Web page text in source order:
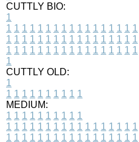
CUTTLY BIO:
1
1 1 1 1 1 1 1 1 1 1 1 1 1 1 1 1 1
1 1 1 1 1 1 1 1 1 1 1 1 1 1 1 1 1
1 1 1 1 1 1 1 1 1 1 1 1 1 1 1 1 1
1
CUTTLY OLD:
1
1 1 1 1 1 1 1 1 1 1
MEDIUM:
1 1 1 1 1 1 1 1 1 1
1 1 1 1 1 1 1 1 1 1 1 1 1 1 1 1 1
1 1 1 1 1 1 1 1 1 1 1 1 1 1 1 1 1